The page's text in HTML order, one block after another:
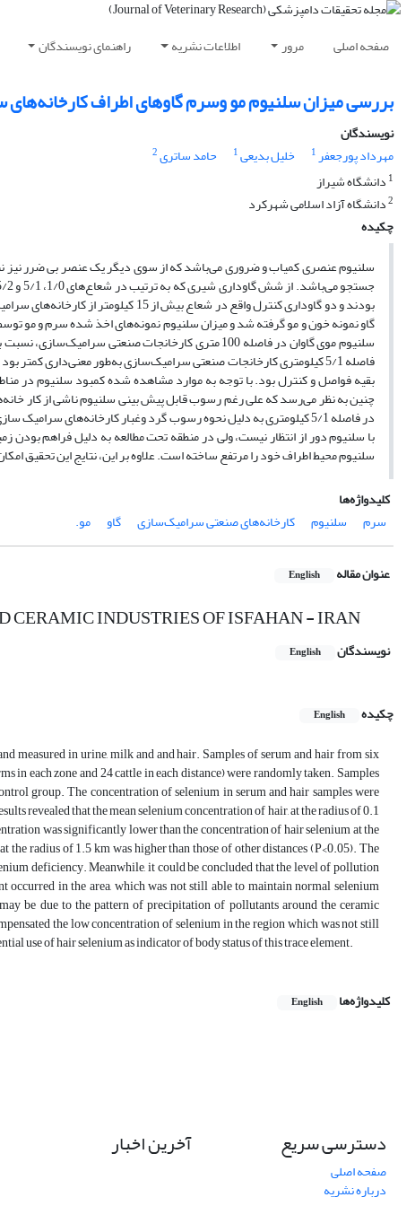
صفحه اصلی مرور اطلاعات نشریه راهنمای نویسندگان
بررسی میزان سلنیوم مو وسرم گاو‌های اطراف
نویسندگان
مهرداد پورجعفر1 خلیل بدیعی1 حامد ساتری2
1 دانشگاه شیراز
2دانشگاه آزاد اسلامی شهرکرد
چکیده
سلنیوم عنصری کمیاب و ضروری می‌باشد که از سوی دیگر یک عنصر بی ضرر نیز
گاو نمونه خون و مو گرفته شد و میزان سلنیوم نمونه‌های اخذ شده سرم و مو
بقیه فواصل و کنترل بود. با توجه به موارد مشاهده شده کمبود سلنیوم در
چنین به نظر می‌رسد که علی رغم رسوب قابل پیش بینی سلنیوم ناشی از کار
در فاصله 5/1 کیلومتری به دلیل نحوه رسوب گرد وغبار کارخانه‌های
با سلنیوم دور از انتظار نیست، ولی در منطقه تحت مطالعه به دلیل فراهم
سلنیوم محیط اطراف خود را مرتفع ساخته است. علاوه بر این، نتایج این تحقیق
کلیدواژه‌ها
سرم
سلنیوم کارخانه‌های صنعتی سرامیک‌سازی گاو مو.
عنوان مقاله English
CERAMIC INDUSTRIES OF ISFAHAN - IRAN
نویسندگان English
چکیده English
measured in urine, milk and and hair. Samples of serum and hair from six
each zone and 24 cattle in each distance) were randomly taken. Samples
group. The concentration of selenium in serum and hair samples were
revealed that the mean selenium concentration of hair, at the radius of 0.1
was significantly lower than the concentration of hair selenium at the
radius of 1.5 km was higher than those of other distances (P<0.05). The
deficiency. Meanwhile, it could be concluded that the level of pollution
occurred in the area, which was not still able to maintain normal selenium
be due to the pattern of precipitation of pollutants around the ceramic
the low concentration of selenium in the region which was not still
use of hair selenium as indicator of body status of this trace element.
کلیدواژه‌ها English
دسترسی سریع
صفحه اصلی
درباره نشریه
آخرین اخبار